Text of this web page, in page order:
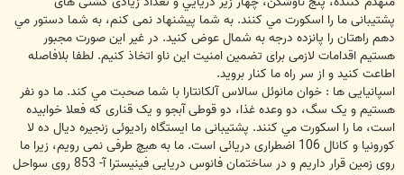
پشتيبانی ما را اسکورت مي کنند. به شما پيشنهاد نمی کنم، به شما دستور مي
دهم راهتان را پانزده درجه به شمال عوض کنيد. در غير اين صورت مجبور
هستيم اقدامات لازمی برای تضمين امنيت اين ناو اتخاذ کنيم. لطفا بلافاصله
اطاعت کنيد و از سر راه ما کنار برويد.
اسپانیایی ها : خوان مانوئل سالاس آلکانتارا با شما صحبت مي کند. ما دو نفر
هستيم و يک سگ، دو وعده غذا، دو قوطی آبجو و يک قناری که فعلا خوابيده
است، ما را اسکورت مي کنند. پشتيبانی ما ايستگاه راديوئی زنجيره ديال ده لا
کورونيا و کانال 106 اضطراری دريائی است. ما به هيچ طرفی نمی رويم، زيرا ما
روی زمين قرار داريم و در ساختمان فانوس دريايی فینیسترا آ- 853 روی سواحل